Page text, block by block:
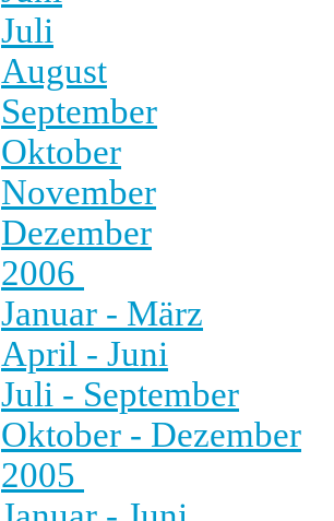
Juli
August
September
Oktober
November
Dezember
2006
Januar - März
April - Juni
Juli - September
Oktober - Dezember
2005